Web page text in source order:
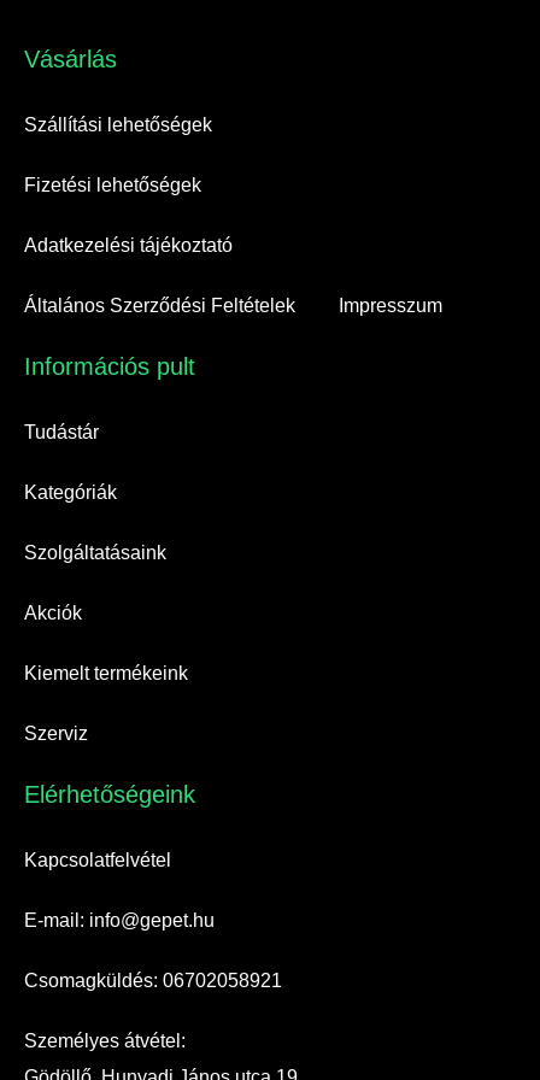
Vásárlás​
Szállítási lehetőségek
Fizetési lehetőségek
Adatkezelési tájékoztató
Általános Szerződési Feltételek Impresszum
Információs pult​
Tudástár
Kategóriák
Szolgáltatásaink
Akciók
Kiemelt termékeink
Szerviz
Elérhetőségeink​
Kapcsolatfelvétel
E-mail: info@gepet.hu
Csomagküldés: 06702058921
Személyes átvétel: